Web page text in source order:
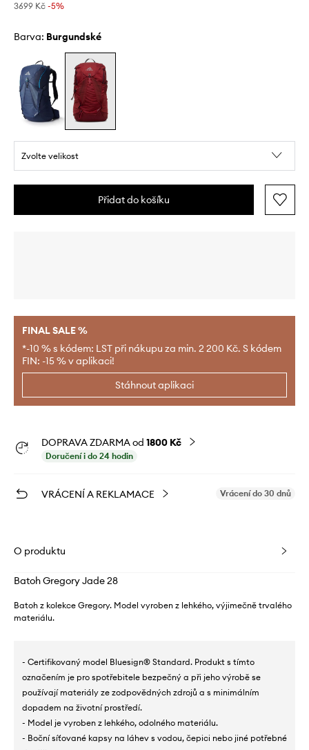
3699 Kč -5%
Barva: burgundské
Zvolte velikost
Přidat do košíku
FINAL SALE %
*-10 % s kódem: LST při nákupu za min. 2 200 Kč. S kódem
FIN: -15 % v aplikaci!
Stáhnout aplikaci
DOPRAVA ZDARMA od 1800 Kč
Doručení i do 24 hodin
VRÁCENÍ A REKLAMACE Vrácení do 30 dnů
O produktu
Batoh Gregory Jade 28
Batoh z kolekce Gregory. Model vyroben z lehkého, výjimečně trvalého
materiálu.
- Certifikovaný model Bluesign® Standard. Produkt s tímto
označením je pro spotřebitele bezpečný a při jeho výrobě se
používají materiály ze zodpovědných zdrojů a s minimálním
dopadem na životní prostředí.
- Model je vyroben z lehkého, odolného materiálu.
- Boční síťované kapsy na láhev s vodou, čepici nebo jiné potřebné